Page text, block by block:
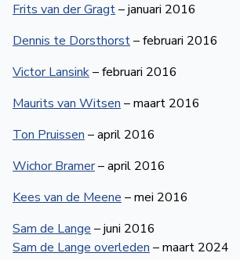
Frits van der Gragt– januari 2016
Dennis te Dorsthorst– februari 2016
Victor Lansink– februari 2016
Maurits van Witsen – maart 2016
Ton Pruissen – april 2016
Wichor Bramer– april 2016
Kees van de Meene – mei 2016
Sam de Lange – juni 2016
Sam de Lange overleden – maart 2024